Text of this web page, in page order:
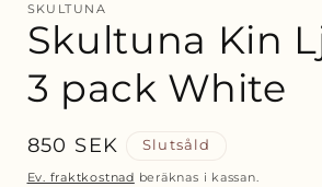
SKULTUNA
Skultuna Kin
3 pack White
Ordinarie
pris
850 SEK Slutsåld
Ev. fraktkostnad beräknas i kassan.